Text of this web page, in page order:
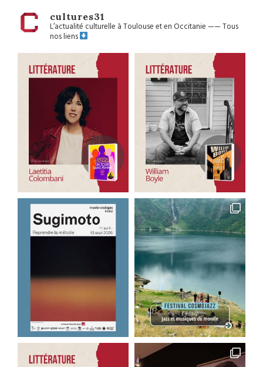
cultures31
L’actualité culturelle à Toulouse et en Occitanie——Tous
nos liens